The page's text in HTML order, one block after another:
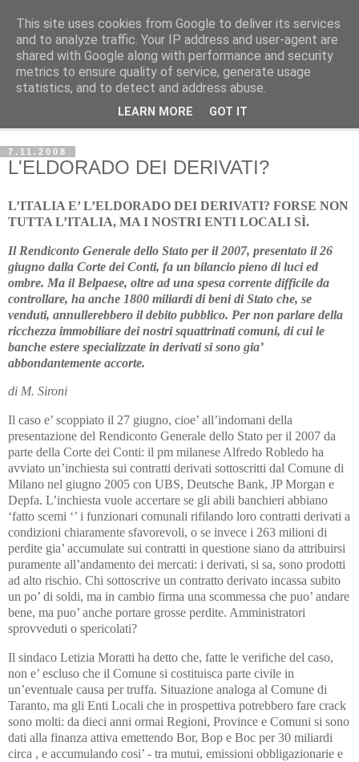
Avvenire dei Lavoratori
ECONOMIA
7.11.2008
L'ELDORADO DEI DERIVATI?
L’ITALIA E’ L’ELDORADO DEI DERIVATI? FORSE NON
TUTTA L’ITALIA, MA I NOSTRI ENTI LOCALI SÌ.
Il Rendiconto Generale dello Stato per il 2007, presentato il 26
giugno dalla Corte dei Conti, fa un bilancio pieno di luci ed
ombre. Ma il Belpaese, oltre ad una spesa corrente difficile da
controllare, ha anche 1800 miliardi di beni di Stato che, se
venduti, annullerebbero il debito pubblico. Per non parlare della
ricchezza immobiliare dei nostri squattrinati comuni, di cui le
banche estere specializzate in derivati si sono gia’
abbondantemente accorte.
di M. Sironi
Il caso e’ scoppiato il 27 giugno, cioe’ all’indomani della
presentazione del Rendiconto Generale dello Stato per il 2007 da
parte della Corte dei Conti: il pm milanese Alfredo Robledo ha
avviato un’inchiesta sui contratti derivati sottoscritti dal Comune di
Milano nel giugno 2005 con UBS, Deutsche Bank, JP Morgan e
Depfa. L’inchiesta vuole accertare se gli abili banchieri abbiano
‘fatto scemi ‘’ i funzionari comunali rifilando loro contratti derivati a
condizioni chiaramente sfavorevoli, o se invece i 263 milioni di
perdite gia’ accumulate sui contratti in questione siano da attribuirsi
puramente all’andamento dei mercati: i derivati, si sa, sono prodotti
ad alto rischio. Chi sottoscrive un contratto derivato incassa subito
un po’ di soldi, ma in cambio firma una scommessa che puo’ andare
bene, ma puo’ anche portare grosse perdite. Amministratori
sprovveduti o spericolati?
Il sindaco Letizia Moratti ha detto che, fatte le verifiche del caso,
non e’ escluso che il Comune si costituisca parte civile in
un’eventuale causa per truffa. Situazione analoga al Comune di
Taranto, ma gli Enti Locali che in prospettiva potrebbero fare crack
sono molti: da dieci anni ormai Regioni, Province e Comuni si sono
dati alla finanza attiva emettendo Bor, Bop e Boc per 30 miliardi
circa , e accumulando cosi’ - tra mutui, emissioni obbligazionarie e
This site uses cookies from Google to deliver its services
and to analyze traffic. Your IP address and user-agent are
shared with Google along with performance and security
metrics to ensure quality of service, generate usage
statistics, and to detect and address abuse.
LEARN MORE GOT IT